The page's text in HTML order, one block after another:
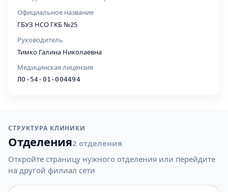
Официальное название
ГБУЗ НСО ГКБ №25
Руководитель
Тимко Галина Николаевна
Медицинская лицензия
ЛО-54-01-004494
СТРУКТУРА КЛИНИКИ
Отделения2 отделения
Откройте страницу нужного отделения или перейдите
на другой филиал сети